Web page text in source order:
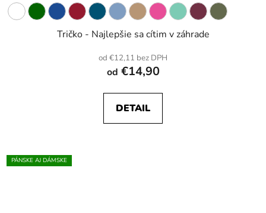
Tričko - Najlepšie sa cítim v záhrade
od €12,11 bez DPH
od €14,90
DETAIL
PÁNSKE AJ DÁMSKE